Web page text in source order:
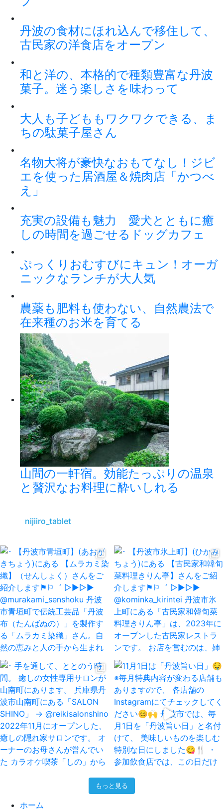
丹波の食材にほれ込んで移住して、
古民家の洋食店をオープン
和と洋の、本格的で種類豊富な丹波
菓子。迷う楽しさを味わって
大人も子どももワクワクできる、ま
ちの駄菓子屋さん
名物大将が豪快なおもてなし！ジビ
エを使った居酒屋＆焼肉店「かつべ
え」
充実の設備も魅力 愛犬とともに癒
しの時間を過ごせるドッグカフェ
ぷっくりおむすびにキュン！オーガ
ニックなランチが大人気
農薬も肥料も使わない、自然農法で
在来種のお米を育てる
山間の一軒宿。効能たっぷりの温泉
と贅沢なお料理に酔いしれる
nijiiro_tablet
もっと見る
ホーム